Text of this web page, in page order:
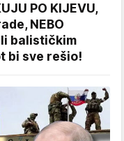
PO KIJEVU,
NEBO
balističkim
bi sve rešio!